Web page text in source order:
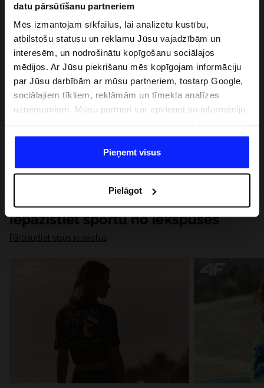
datu pārsūtīšanu partneriem
Mēs izmantojam sīkfailus, lai analizētu kustību,
atbilstošu statusu un reklamu Jūsu vajadzībām un
interesēm, un nodrošinātu kopīgošanu sociālajos
mēdijos. Ar Jūsu piekrišanu mēs kopīgojam informāciju
par Jūsu darbībām ar mūsu partneriem, tostarp Google,
sociālajiem tīkliem, reklāmām un tīmekļa analīzes
uzņēmumiem. Mūsu partneri var apvienot so informāciju
datiem, ko viņi iegūst, izmantojot viņu pakalpojumus. Ar
Jūsu atļauju, mēs varam pārsūtīt Jūsu personas datus
saviem partneriem, lai uzlabotu veidu, kadā tiek rādīta
saturu un uzlabotu mūsu partneru piedāvātos risinajumus
( piem. socialos tīklus). Detalizētu informāciju var atrast
mūsu Privātuma politikā un sadaļā "Detaļas".
Pieņemt visus
Pielāgot
Iepazīstiet sportu no iekšpuses
Pārbaudiet visus ierakstus